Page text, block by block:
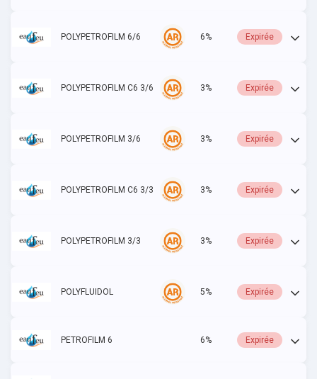
POLYPETROFILM 6/6 6% Expirée
POLYPETROFILM C6 3/6 3% Expirée
POLYPETROFILM 3/6 3% Expirée
POLYPETROFILM C6 3/3 3% Expirée
POLYPETROFILM 3/3 3% Expirée
POLYFLUIDOL 5% Expirée
PETROFILM 6 6% Expirée